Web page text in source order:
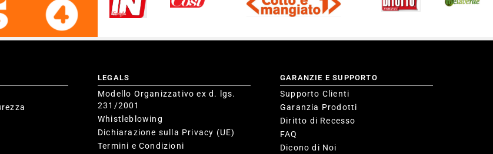
LEGALS
Modello Organizzativo ex d. lgs.
231/2001
Whistleblowing
Dichiarazione sulla Privacy (UE)
Termini e Condizioni
GARANZIE E SUPPORTO
Supporto Clienti
Garanzia Prodotti
Diritto di Recesso
FAQ
Dicono di Noi